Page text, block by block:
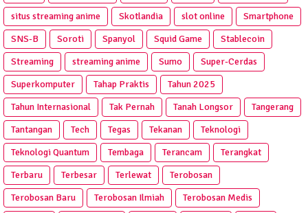
situs streaming anime
Skotlandia slot online
Smartphone
SNS-B
Soroti Spanyol Squid Game
Stablecoin
Streaming
streaming anime Sumo
Super-Cerdas
Superkomputer
Tahap Praktis
Tahun 2025
Tahun Internasional
Tak Pernah Tanah Longsor
Tangerang
Tantangan
Tech Tegas Tekanan
Teknologi
Teknologi Quantum
Tembaga Terancam
Terangkat
Terbaru
Terbesar Terlewat
Terobosan
Terobosan Baru
Terobosan Ilmiah
Terobosan Medis